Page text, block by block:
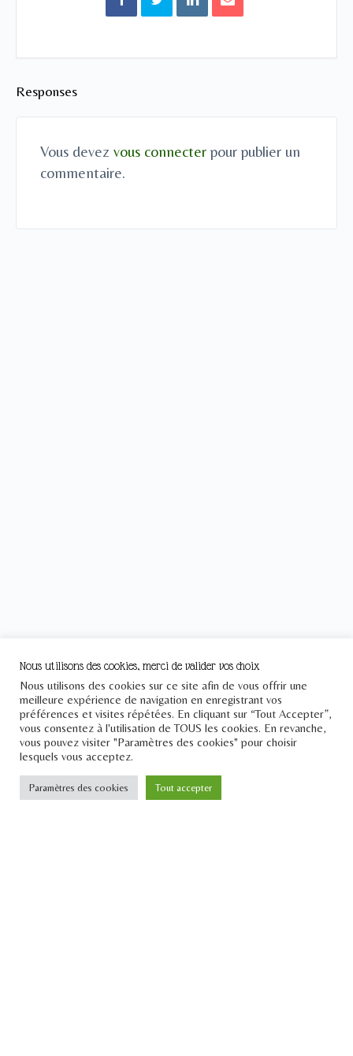
Responses
Vous devez vous connecter pour publier un
commentaire.
Le Pont
Téléphone : +33 1 43 25 23 57
Email : contact[at]lepontdesidees.fr
Nous utilisons des cookies, merci de valider vos choix
Nous utilisons des cookies sur ce site afin de vous offrir une
meilleure expérience de navigation en enregistrant vos
préférences et visites répétées. En cliquant sur “Tout Accepter”,
vous consentez à l'utilisation de TOUS les cookies. En revanche,
vous pouvez visiter "Paramètres des cookies" pour choisir
lesquels vous acceptez.
Paramètres des cookies Tout accepter